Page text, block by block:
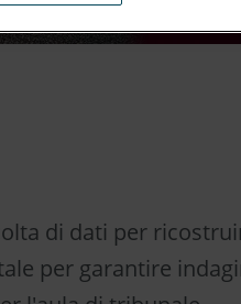
di dati per
per garantire